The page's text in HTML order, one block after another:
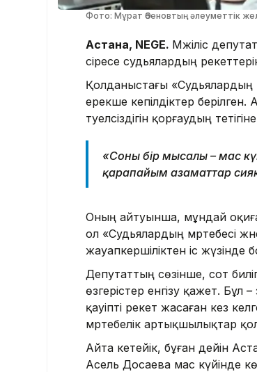
Фото: Мұрат Әбеновтың әлеуметтік
Астана, NEGE. Мәжіліс
әсіресе судьялардың
Қолданыстағы «Судьялардың
ерекше кепілдіктер берілген.
тәуелсіздігін қорғаудың
«Соның бір мысалы – мас
қарапайым азаматтар
Оның айтуынша, мұндай
ол «Судьялардың мәртебесі
жауапкершіліктен іс
Депутаттың сөзінше, сот
өзгерістер енгізу қажет. Бұл –
қауіпті әрекет жасаған кез
мәртебелік артықшылықтар
Айта кетейік, бұған дейін
Асель Досаева мас күйінде